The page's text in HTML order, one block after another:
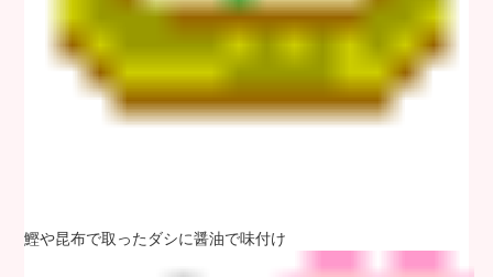
鰹や昆布で取ったダシに醤油で味付け